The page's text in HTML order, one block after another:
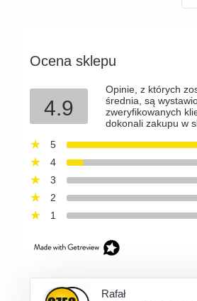
Ocena sklepu
4.9
Opinie, z których
średnia, są
zweryfikowanych
dokonali zakupu w
5
4
3
2
1
Rafał